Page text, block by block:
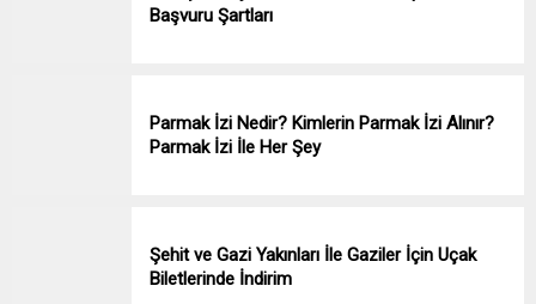
Başvuru Şartları
Parmak İzi Nedir? Kimlerin Parmak İzi Alınır?
Parmak İzi İle Her Şey
Şehit ve Gazi Yakınları İle Gaziler İçin Uçak
Biletlerinde İndirim